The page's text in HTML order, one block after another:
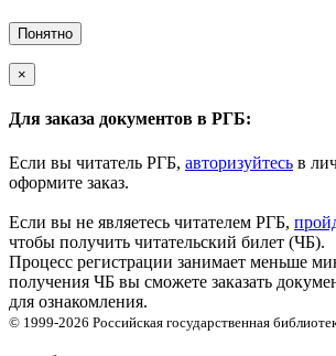
Понятно
×
Для заказа документов в РГБ:
Если вы читатель РГБ, авторизуйтесь в
оформите заказ.
Если вы не являетесь читателем РГБ,
чтобы получить читательский билет (ЧБ).
Процесс регистрации занимает меньше
получения ЧБ вы сможете заказать
для ознакомления.
© 1999-2026 Российская государственная